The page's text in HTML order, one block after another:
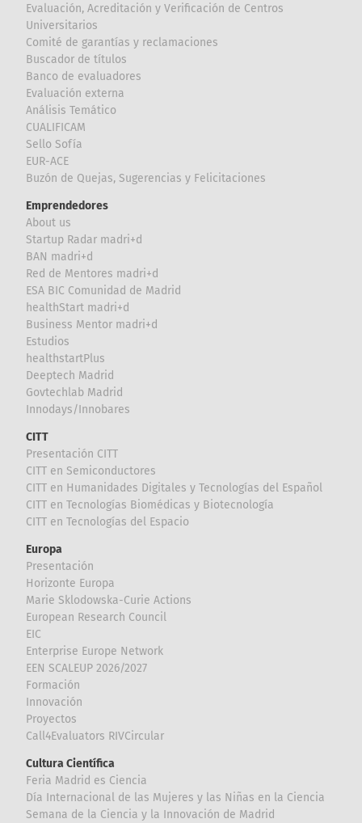
Evaluación, Acreditación y Verificación de Centros
Universitarios
Comité de garantías y reclamaciones
Buscador de títulos
Banco de evaluadores
Evaluación externa
Análisis Temático
CUALIFICAM
Sello Sofía
EUR-ACE
Buzón de Quejas, Sugerencias y Felicitaciones
Emprendedores
About us
Startup Radar madri+d
BAN madri+d
Red de Mentores madri+d
ESA BIC Comunidad de Madrid
healthStart madri+d
Business Mentor madri+d
Estudios
healthstartPlus
Deeptech Madrid
Govtechlab Madrid
Innodays/Innobares
CITT
Presentación CITT
CITT en Semiconductores
CITT en Humanidades Digitales y Tecnologías del Español
CITT en Tecnologías Biomédicas y Biotecnología
CITT en Tecnologías del Espacio
Europa
Presentación
Horizonte Europa
Marie Sklodowska-Curie Actions
European Research Council
EIC
Enterprise Europe Network
EEN SCALEUP 2026/2027
Formación
Innovación
Proyectos
Call4Evaluators RIVCircular
Cultura Científica
Feria Madrid es Ciencia
Día Internacional de las Mujeres y las Niñas en la Ciencia
Semana de la Ciencia y la Innovación de Madrid